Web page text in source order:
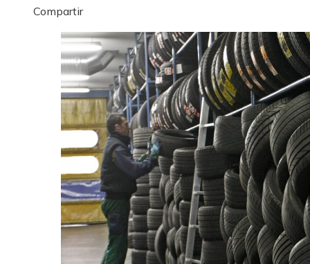
Facebook
Twitter
LinkedIn
Pinterest
Stumbleupon
Email
Compartir